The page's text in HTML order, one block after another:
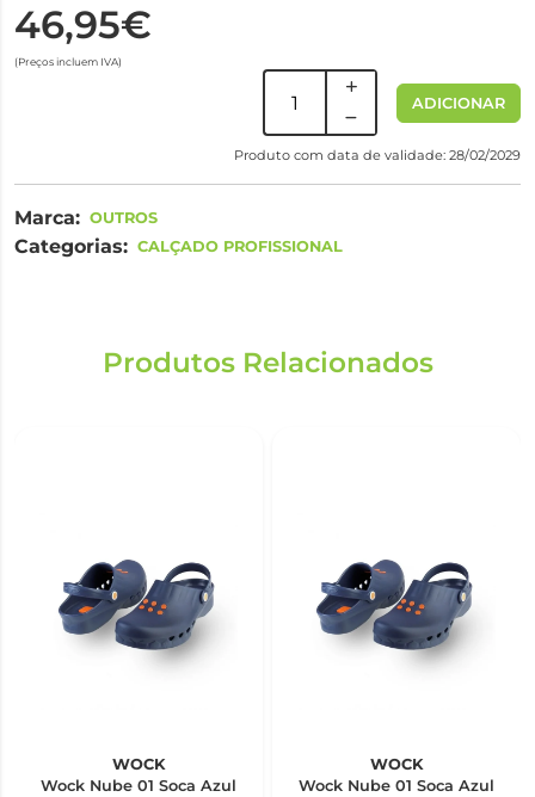
46,95€
(Preços incluem IVA)
ADICIONAR
Produto com data de validade: 28/02/2029
Marca: OUTROS
Categorias: CALÇADO PROFISSIONAL
Produtos Relacionados
WOCK
Wock Nube 01 Soca Azul
WOCK
Wock Nube 01 Soca Azul